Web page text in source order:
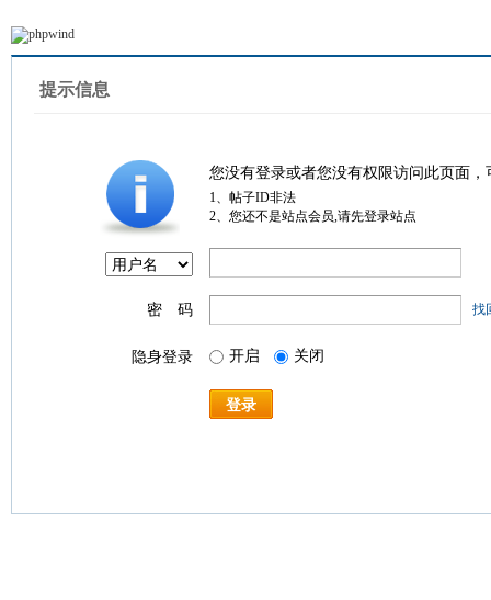
提示信息
您没有登录或者您没有权限访问此页面
1、帖子ID非法
2、您还不是站点会员,请先登录站点
密 码 找
隐身登录 开启 关闭
登录